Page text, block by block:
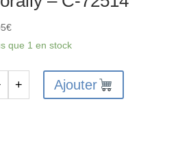
€
que 1 en stock
+ Ajouter